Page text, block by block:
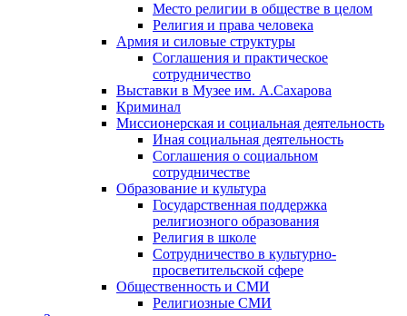
Место религии в обществе в целом
Религия и права человека
Армия и силовые структуры
Соглашения и практическое
сотрудничество
Выставки в Музее им. А.Сахарова
Криминал
Миссионерская и социальная деятельность
Иная социальная деятельность
Соглашения о социальном
сотрудничестве
Образование и культура
Государственная поддержка
религиозного образования
Религия в школе
Сотрудничество в культурно-
просветительской сфере
Общественность и СМИ
Религиозные СМИ